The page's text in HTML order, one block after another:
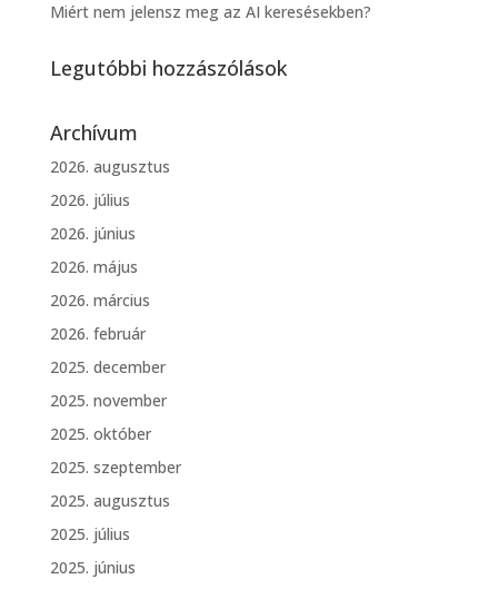
Miért nem jelensz meg az AI keresésekben?
Legutóbbi hozzászólások
Archívum
2026. augusztus
2026. július
2026. június
2026. május
2026. március
2026. február
2025. december
2025. november
2025. október
2025. szeptember
2025. augusztus
2025. július
2025. június